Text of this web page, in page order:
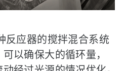
反应器的搅拌混合系统
以确保大的循环量，